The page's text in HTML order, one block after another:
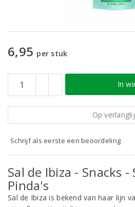
6,95 per stuk
In
Op
Schrijf als eerste een beoordeling
Sal de Ibiza - Snacks -
Pinda's
Sal de Ibiza is bekend van haar lijn